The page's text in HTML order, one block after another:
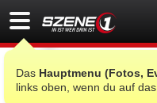
Das Hauptmenu (Fotos,
links oben, wenn du auf